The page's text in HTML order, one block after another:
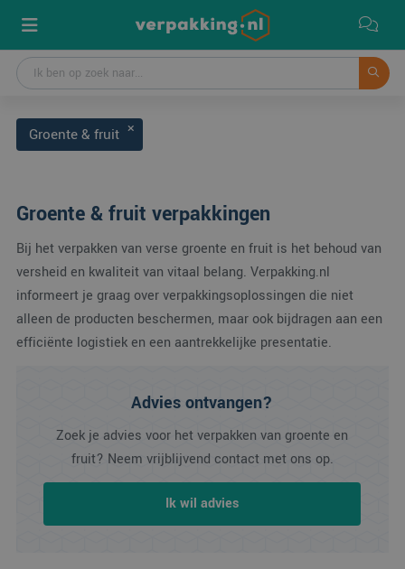
Groente & fruit
Groente & fruit verpakkingen
Bij het verpakken van verse groente en fruit is het behoud van
versheid en kwaliteit van vitaal belang. Verpakking.nl
informeert je graag over verpakkingsoplossingen die niet
alleen de producten beschermen, maar ook bijdragen aan een
efficiënte logistiek en een aantrekkelijke presentatie.
Advies ontvangen?
Zoek je advies voor het verpakken van groente en
fruit? Neem vrijblijvend contact met ons op.
Ik wil advies